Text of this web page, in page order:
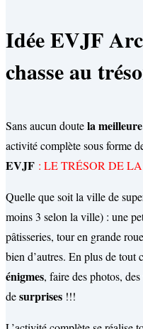
Idée EVJF
chasse au
Sans aucun doutela
activité complète sous forme
EVJF : LE TRÉSOR DE LA
Quelle que soit la ville de
moins 3 selon la ville) : une
pâtisseries, tour en grande
bien d’autres. En plus de tout
énigmes, faire des photos,
desurprises !!!